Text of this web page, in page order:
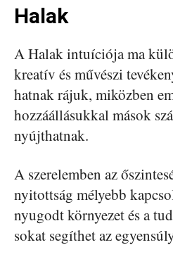
Halak
A Halak intuíciója ma
kreatív és művészi
hatnak rájuk, miközben
hozzáállásukkal mások
nyújthatnak.
A szerelemben az
nyitottság mélyebb
nyugodt környezet és a
sokat segíthet az